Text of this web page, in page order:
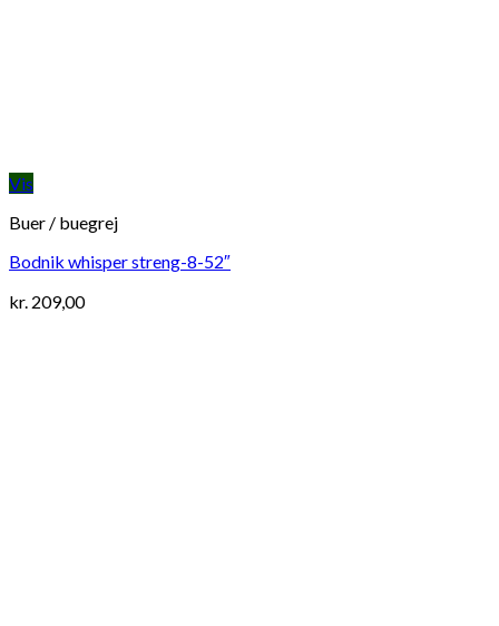
Vis
Buer / buegrej
Bodnik whisper streng-8-52″
kr. 209,00